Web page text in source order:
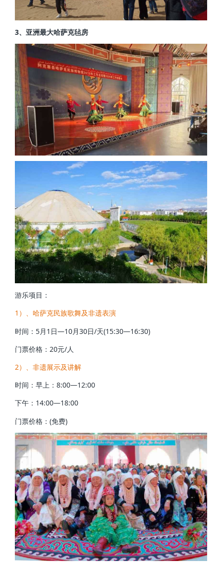
3、亚洲最大哈萨克毡房
游乐项目：
1）、哈萨克民族歌舞及非遗表演
时间：5月1日—10月30日/天(15:30—16:30)
门票价格：20元/人
2）、非遗展示及讲解
时间：早上：8:00—12:00
下午：14:00—18:00
门票价格：(免费)